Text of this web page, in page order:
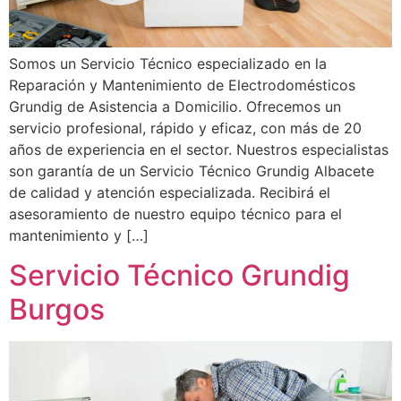
Somos un Servicio Técnico especializado en la
Reparación y Mantenimiento de Electrodomésticos
Grundig de Asistencia a Domicilio. Ofrecemos un
servicio profesional, rápido y eficaz, con más de 20
años de experiencia en el sector. Nuestros especialistas
son garantía de un Servicio Técnico Grundig Albacete
de calidad y atención especializada. Recibirá el
asesoramiento de nuestro equipo técnico para el
mantenimiento y […]
Servicio Técnico Grundig
Burgos